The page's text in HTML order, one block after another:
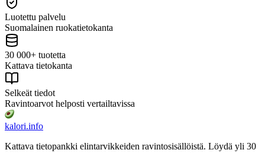
Luotettu palvelu
Suomalainen ruokatietokanta
30 000+ tuotetta
Kattava tietokanta
Selkeät tiedot
Ravintoarvot helposti vertailtavissa
kalori.info
Kattava tietopankki elintarvikkeiden ravintosisällöistä. Löydä yli 30